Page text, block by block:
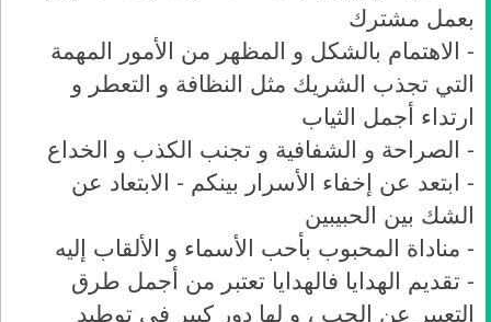
بعمل مشترك
- الاهتمام بالشكل و المظهر من الأمور المهمة
التي تجذب الشريك مثل النظافة و التعطر و
ارتداء أجمل الثياب
- الصراحة و الشفافية و تجنب الكذب و الخداع
- ابتعد عن إخفاء الأسرار بينكم - الابتعاد عن
الشك بين الحبيبين
- مناداة المحبوب بأحب الأسماء و الألقاب إليه
- تقديم الهدايا فالهدايا تعتبر من أجمل طرق
التعبير عن الحب ، و لها دور كبير في توطيد